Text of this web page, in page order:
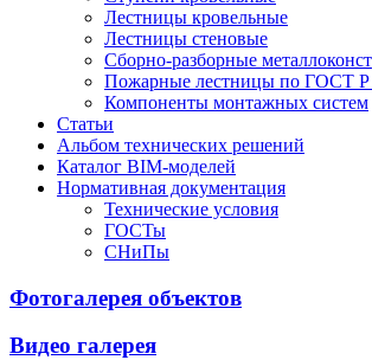
Лестницы кровельные
Лестницы стеновые
Сборно-разборные
Пожарные лестницы по ГОСТ Р
Компоненты монтажных систем
Статьи
Альбом технических решений
Каталог BIM-моделей
Нормативная документация
Технические условия
ГОСТы
СНиПы
Фотогалерея объектов
Видео галерея